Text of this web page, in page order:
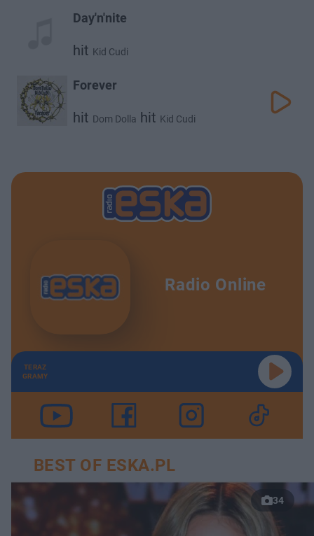
Day'n'nite
hit Kid Cudi
Forever
hit Dom Dolla hit Kid Cudi
Radio Online
TERAZ
GRAMY
BEST OF ESKA.PL
34